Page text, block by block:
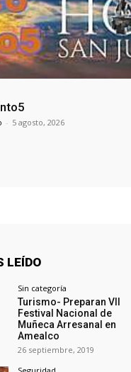
- 5 agosto, 2026
LEÍDO
Sin categoría
Turismo- Preparan VII
Festival Nacional de
Muñeca Arresanal en
Amealco
26 septiembre, 2019